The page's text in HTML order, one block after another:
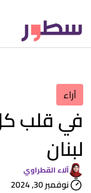
آراء
في قلب
لبنان
آلاء القطراوي
نوفمبر 30, 2024